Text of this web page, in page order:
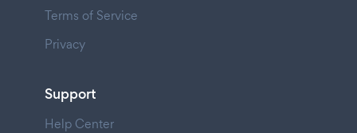
Terms of Service
Privacy
Support
Help Center